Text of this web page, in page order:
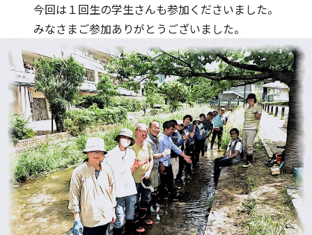
今回は１回生の学生さんも参加くださいました。
みなさまご参加ありがとうございました。